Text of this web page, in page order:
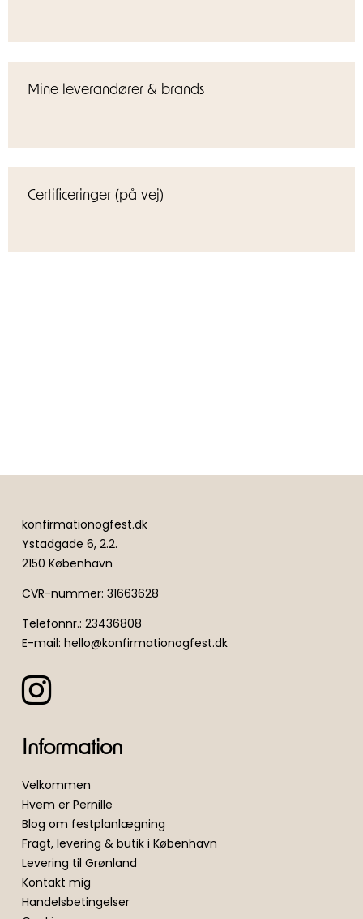
Mine leverandører & brands
Certificeringer (på vej)
konfirmationogfest.dk
Ystadgade 6, 2.2.
2150 København
CVR-nummer: 31663628
Telefonnr.: 23436808
E-mail: hello@konfirmationogfest.dk
Information
Velkommen
Hvem er Pernille
Blog om festplanlægning
Fragt, levering & butik i København
Levering til Grønland
Kontakt mig
Handelsbetingelser